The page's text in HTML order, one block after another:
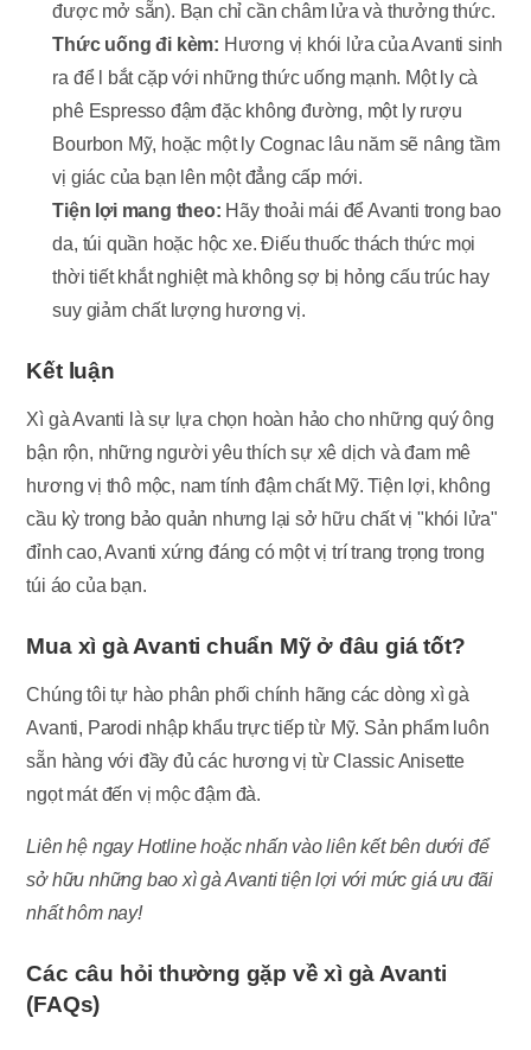
được mở sẵn). Bạn chỉ cần châm lửa và thưởng thức.
Thức uống đi kèm: Hương vị khói lửa của Avanti sinh
ra để l bắt cặp với những thức uống mạnh. Một ly cà
phê Espresso đậm đặc không đường, một ly rượu
Bourbon Mỹ, hoặc một ly Cognac lâu năm sẽ nâng tầm
vị giác của bạn lên một đẳng cấp mới.
Tiện lợi mang theo: Hãy thoải mái để Avanti trong bao
da, túi quần hoặc hộc xe. Điếu thuốc thách thức mọi
thời tiết khắt nghiệt mà không sợ bị hỏng cấu trúc hay
suy giảm chất lượng hương vị.
Kết luận
Xì gà Avanti là sự lựa chọn hoàn hảo cho những quý ông
bận rộn, những người yêu thích sự xê dịch và đam mê
hương vị thô mộc, nam tính đậm chất Mỹ. Tiện lợi, không
cầu kỳ trong bảo quản nhưng lại sở hữu chất vị "khói lửa"
đỉnh cao, Avanti xứng đáng có một vị trí trang trọng trong
túi áo của bạn.
Mua xì gà Avanti chuẩn Mỹ ở đâu giá tốt?
Chúng tôi tự hào phân phối chính hãng các dòng xì gà
Avanti, Parodi nhập khẩu trực tiếp từ Mỹ. Sản phẩm luôn
sẵn hàng với đầy đủ các hương vị từ Classic Anisette
ngọt mát đến vị mộc đậm đà.
Liên hệ ngay Hotline hoặc nhấn vào liên kết bên dưới để
sở hữu những bao xì gà Avanti tiện lợi với mức giá ưu đãi
nhất hôm nay!
Các câu hỏi thường gặp về xì gà Avanti
(FAQs)